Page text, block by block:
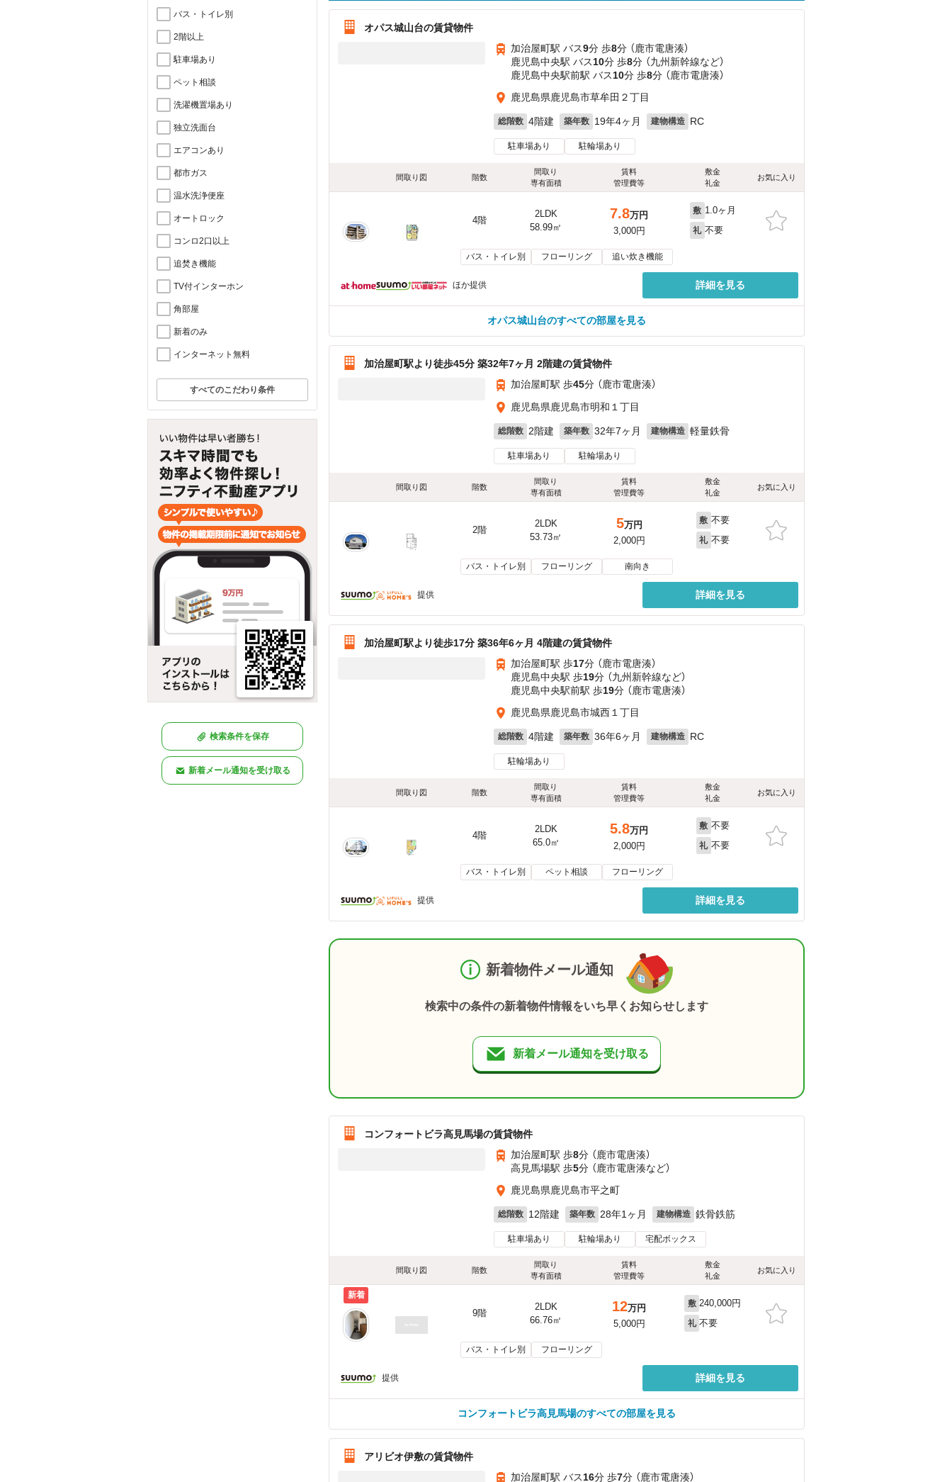
バス・トイレ別
2階以上
駐車場あり
ペット相談
洗濯機置場あり
独立洗面台
エアコンあり
都市ガス
温水洗浄便座
オートロック
コンロ2口以上
追焚き機能
TV付インターホン
角部屋
新着のみ
インターネット無料
すべてのこだわり条件
検索条件を保存
新着メール通知を受け取る
オパス城山台の賃貸物件
加治屋町駅 バス9分 歩8分 （鹿市電唐湊）
鹿児島中央駅 バス10分 歩8分 （九州新幹線など）
鹿児島中央駅前駅 バス10分 歩8分 （鹿市電唐湊）
鹿児島県鹿児島市草牟田２丁目
総階数 4階建 築年数 19年4ヶ月 建物構造 RC
駐車場あり 駐輪場あり
間取り図 階数
間取り
専有面積
賃料
管理費等
敷金
礼金
お気に入り
4階
2LDK
58.99㎡
7.8万円
3,000円
敷 1.0ヶ月
礼 不要
バス・トイレ別 フローリング 追い炊き機能
ほか提供 詳細を見る
オパス城山台のすべての部屋を見る
加治屋町駅より徒歩45分 築32年7ヶ月 2階建の賃貸物件
加治屋町駅 歩45分 （鹿市電唐湊）
鹿児島県鹿児島市明和１丁目
総階数 2階建 築年数 32年7ヶ月 建物構造 軽量鉄骨
駐車場あり 駐輪場あり
間取り図 階数
間取り
専有面積
賃料
管理費等
敷金
礼金
お気に入り
2階
2LDK
53.73㎡
5万円
2,000円
敷 不要
礼 不要
バス・トイレ別 フローリング 南向き
提供 詳細を見る
加治屋町駅より徒歩17分 築36年6ヶ月 4階建の賃貸物件
加治屋町駅 歩17分 （鹿市電唐湊）
鹿児島中央駅 歩19分 （九州新幹線など）
鹿児島中央駅前駅 歩19分 （鹿市電唐湊）
鹿児島県鹿児島市城西１丁目
総階数 4階建 築年数 36年6ヶ月 建物構造 RC
駐輪場あり
間取り図 階数
間取り
専有面積
賃料
管理費等
敷金
礼金
お気に入り
4階
2LDK
65.0㎡
5.8万円
2,000円
敷 不要
礼 不要
バス・トイレ別 ペット相談 フローリング
提供 詳細を見る
新着物件メール通知
検索中の条件の新着物件情報をいち早くお知らせします
新着メール通知を受け取る
コンフォートビラ高見馬場の賃貸物件
加治屋町駅 歩8分 （鹿市電唐湊）
高見馬場駅 歩5分 （鹿市電唐湊など）
鹿児島県鹿児島市平之町
総階数 12階建 築年数 28年1ヶ月 建物構造 鉄骨鉄筋
駐車場あり 駐輪場あり 宅配ボックス
間取り図 階数
間取り
専有面積
賃料
管理費等
敷金
礼金
お気に入り
新着
9階
2LDK
66.76㎡
12万円
5,000円
敷 240,000円
礼 不要
バス・トイレ別 フローリング
提供 詳細を見る
コンフォートビラ高見馬場のすべての部屋を見る
アリビオ伊敷の賃貸物件
加治屋町駅 バス16分 歩7分 （鹿市電唐湊）